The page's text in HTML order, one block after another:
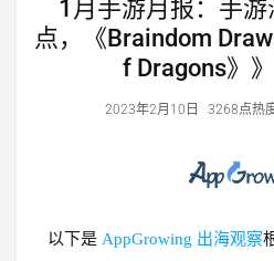
1月手游月报：手
点，《Braindom
f Dragons》
2023年2月10日 3268点热
以下是 AppGrowing 出海观察